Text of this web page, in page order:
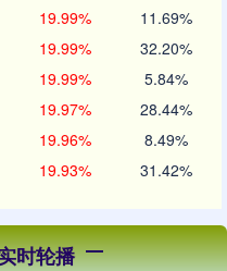
19.99% 11.69%
19.99% 32.20%
19.99% 5.84%
19.97% 28.44%
19.96% 8.49%
19.93% 31.42%
时轮播